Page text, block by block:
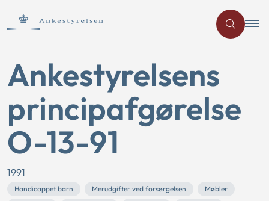
Ankestyrelsens
principafgørelse
O-13-91
1991
Handicappet barn Merudgifter ved forsørgelsen
Møbler